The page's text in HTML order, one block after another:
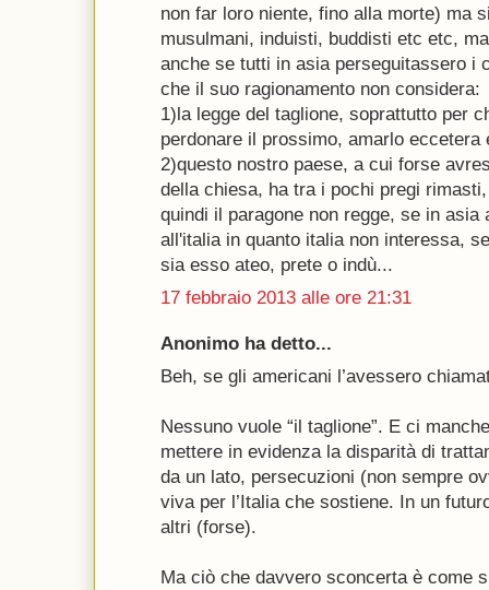
non far loro niente, fino alla morte) ma
musulmani, induisti, buddisti etc etc,
anche se tutti in asia perseguitassero i
che il suo ragionamento non considera:
1)la legge del taglione, soprattutto per
perdonare il prossimo, amarlo eccetera
2)questo nostro paese, a cui forse
della chiesa, ha tra i pochi pregi
quindi il paragone non regge, se in asia
all'italia in quanto italia non interessa,
sia esso ateo, prete o indù...
17 febbraio 2013 alle ore 21:31
Anonimo ha detto...
Beh, se gli americani l’avessero
Nessuno vuole “il taglione”. E ci
mettere in evidenza la disparità di
da un lato, persecuzioni (non sempre
viva per l’Italia che sostiene. In un
altri (forse).
Ma ciò che davvero sconcerta è come